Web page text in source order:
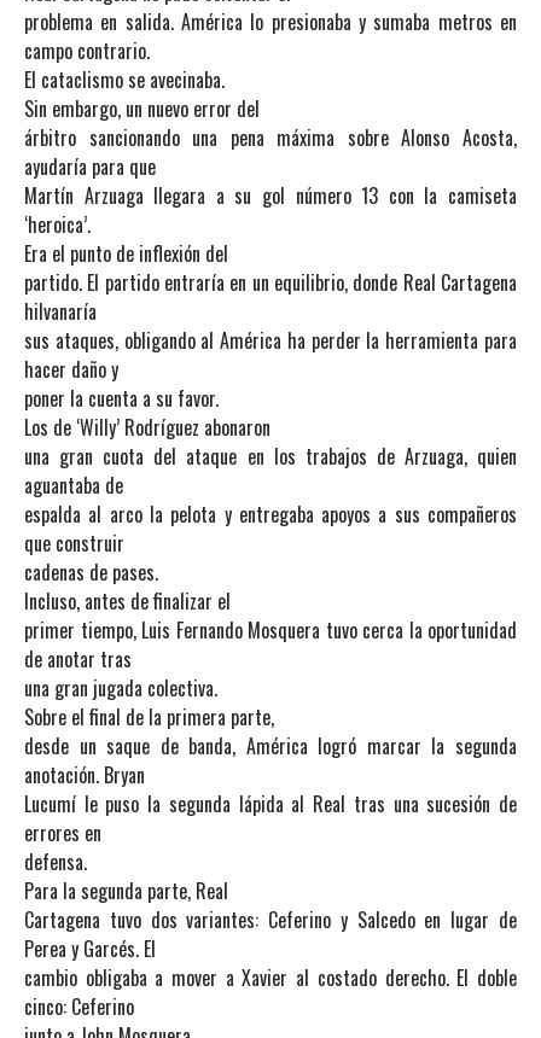
problema en salida. América lo presionaba y sumaba metros en
campo contrario.
El cataclismo se avecinaba.
Sin embargo, un nuevo error del
árbitro sancionando una pena máxima sobre Alonso Acosta,
ayudaría para que
Martín Arzuaga llegara a su gol número 13 con la camiseta
‘heroica’.
Era el punto de inflexión del
partido. El partido entraría en un equilibrio, donde Real Cartagena
hilvanaría
sus ataques, obligando al América ha perder la herramienta para
hacer daño y
poner la cuenta a su favor.
Los de ‘Willy’ Rodríguez abonaron
una gran cuota del ataque en los trabajos de Arzuaga, quien
aguantaba de
espalda al arco la pelota y entregaba apoyos a sus compañeros
que construir
cadenas de pases.
Incluso, antes de finalizar el
primer tiempo, Luis Fernando Mosquera tuvo cerca la oportunidad
de anotar tras
una gran jugada colectiva.
Sobre el final de la primera parte,
desde un saque de banda, América logró marcar la segunda
anotación. Bryan
Lucumí le puso la segunda lápida al Real tras una sucesión de
errores en
defensa.
Para la segunda parte, Real
Cartagena tuvo dos variantes: Ceferino y Salcedo en lugar de
Perea y Garcés. El
cambio obligaba a mover a Xavier al costado derecho. El doble
cinco: Ceferino